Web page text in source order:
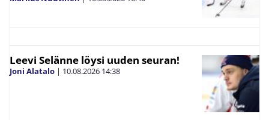
Leevi Selänne löysi uuden seuran!
Joni Alatalo | 10.08.2026 14:38